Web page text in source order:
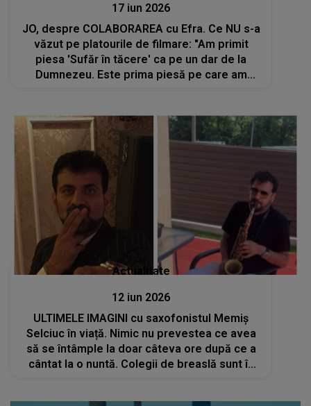
17 iun 2026
JO, despre COLABORAREA cu Efra. Ce NU s-a
văzut pe platourile de filmare: "Am primit
piesa 'Sufăr în tăcere' ca pe un dar de la
Dumnezeu. Este prima piesă pe care am
Actualitate
12 iun 2026
ULTIMELE IMAGINI cu saxofonistul Memiș
Selciuc în viață. Nimic nu prevestea ce avea
să se întâmple la doar câteva ore după ce a
cântat la o nuntă. Colegii de breaslă sunt în